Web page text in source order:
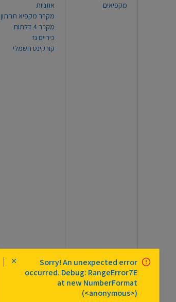
מקפיאים
אוזניות
מקרר מקפיא תחתון
מקרר 4 דלתות
כיריים גז
קורקינט חשמלי
Sorry! An unexpected error
occurred. Debug: RangeError7E
at new NumberFormat
(<anonymous>)